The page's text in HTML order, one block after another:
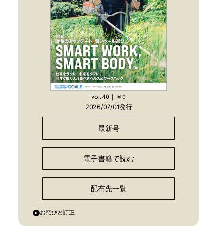
vol.40｜￥0
2026/07/01発行
最新号
電子書籍で読む
配布先一覧
お詫びと訂正